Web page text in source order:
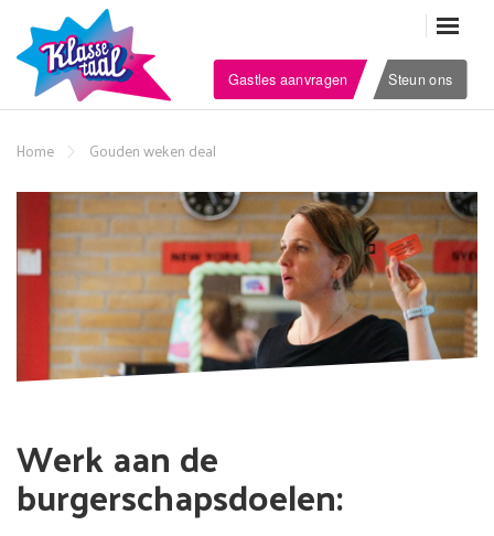
Gastles aanvragen Steun ons
Home Gouden weken deal
Werk aan de
burgerschapsdoelen: